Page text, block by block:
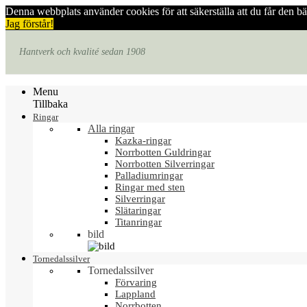
Denna webbplats använder cookies för att säkerställa att du får den
Jag förstår!
Hantverk och kvalité sedan 1908
Menu
Tillbaka
Ringar
Alla ringar
Kazka-ringar
Norrbotten Guldringar
Norrbotten Silverringar
Palladiumringar
Ringar med sten
Silverringar
Slätaringar
Titanringar
bild
Tornedalssilver
Tornedalssilver
Förvaring
Lappland